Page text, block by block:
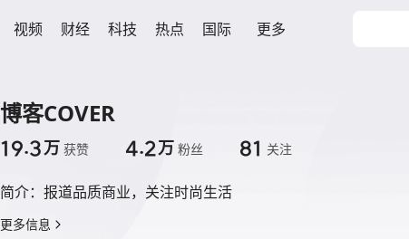
视频 财经 科技 热点 国际 更多
博客COVER
19.3万 获赞 4.2万 粉丝 81 关注
简介： 报道品质商业，关注时尚生活
更多信息